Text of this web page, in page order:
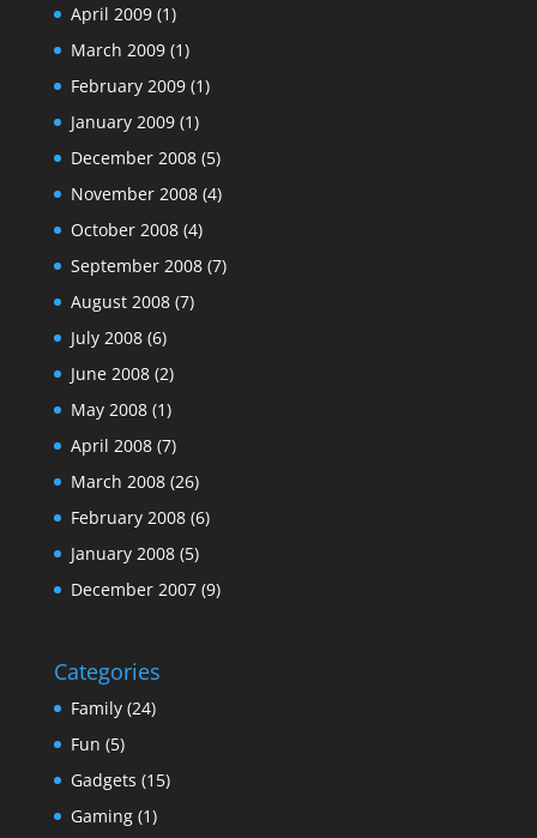
April 2009(1)
March 2009(1)
February 2009(1)
January 2009(1)
December 2008(5)
November 2008(4)
October 2008(4)
September 2008(7)
August 2008(7)
July 2008(6)
June 2008(2)
May 2008(1)
April 2008(7)
March 2008(26)
February 2008(6)
January 2008(5)
December 2007(9)
Categories
Family(24)
Fun (5)
Gadgets (15)
Gaming(1)